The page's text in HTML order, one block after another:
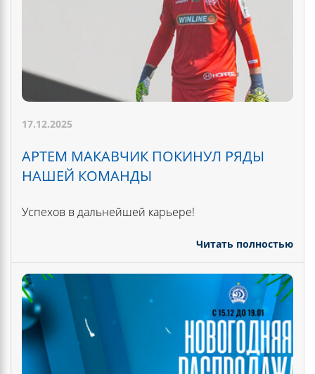
17.12.2025
АРТЕМ МАКАВЧИК ПОКИНУЛ РЯДЫ
НАШЕЙ КОМАНДЫ
Успехов в дальнейшей карьере!
Читать полностью